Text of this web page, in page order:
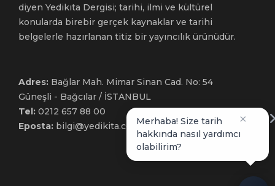
diyen Yedikıta Dergisi; tarihi, ilmi ve kültürel
konularda birebir gerçek kaynaklar ve tarihi
belgelerle hazırlanan titiz bir yayıncılık ürünüdür.
Adres: Bağlar Mah. Mimar Sinan Cad. No: 54
Güneşli - Bağcılar / İSTANBUL
Tel: 0212 657 88 00
Eposta: bilgi@yedikita.com.tr
×
Merhaba! Size tarih
hakkında nasıl yardımcı
olabilirim?